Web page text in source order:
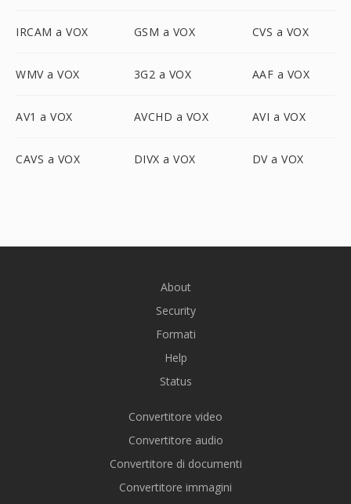
IRCAM a VOX GSM a VOX CVS a VOX
WMV a VOX 3G2 a VOX AAF a VOX
AV1 a VOX AVCHD a VOX AVI a VOX
CAVS a VOX DIVX a VOX DV a VOX
About
Security
Formati
Help
Status
Convertitore video
Convertitore audio
Convertitore di documenti
Convertitore immagini